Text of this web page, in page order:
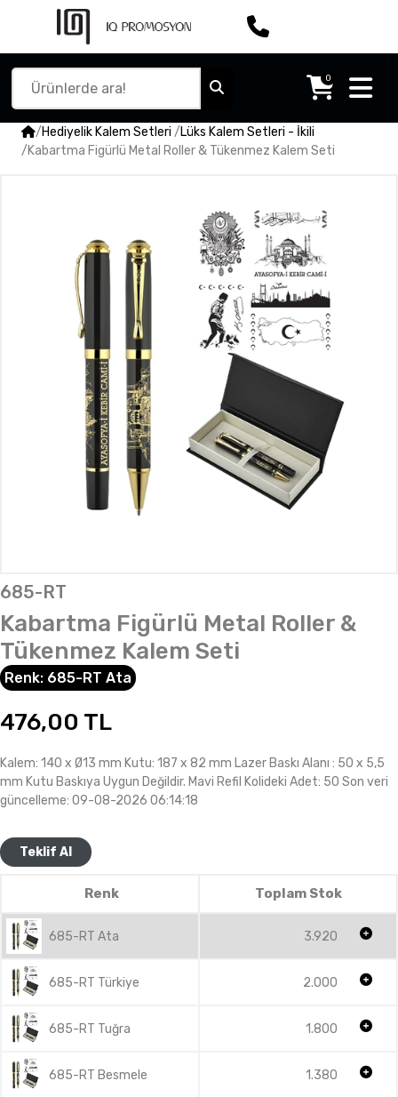
0
/Hediyelik Kalem Setleri /Lüks Kalem Setleri - İkili
/Kabartma Figürlü Metal Roller & Tükenmez Kalem Seti
685-RT
Kabartma Figürlü Metal Roller &
Tükenmez Kalem Seti
Renk: 685-RT Ata
476,00 TL
Kalem: 140 x Ø13 mm Kutu: 187 x 82 mm Lazer Baskı Alanı : 50 x 5,5
mm Kutu Baskıya Uygun Değildir. Mavi Refil Kolideki Adet: 50 Son veri
güncelleme: 09-08-2026 06:14:18
Teklif Al
Renk Toplam Stok
685-RT Ata 3.920
685-RT Türkiye 2.000
685-RT Tuğra 1.800
685-RT Besmele 1.380